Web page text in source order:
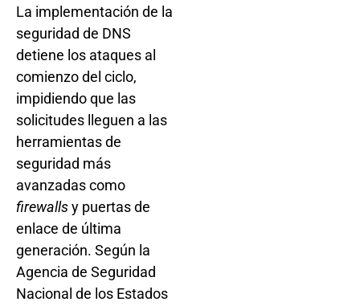
La implementación de la
seguridad de DNS
detiene los ataques al
comienzo del ciclo,
impidiendo que las
solicitudes lleguen a las
herramientas de
seguridad más
avanzadas como
firewallsy puertas de
enlace de última
generación. Según la
Agencia de Seguridad
Nacional de los Estados